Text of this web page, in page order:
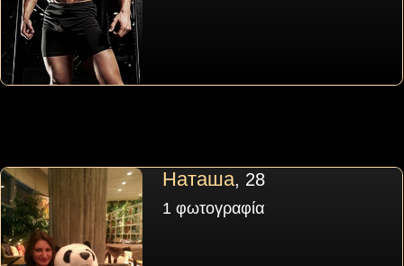
Наташа, 28
1 φωτογραφία